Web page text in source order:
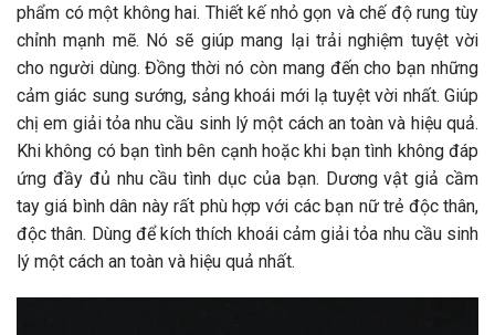
phẩm có một không hai. Thiết kế nhỏ gọn và chế độ rung tùy
chỉnh mạnh mẽ. Nó sẽ giúp mang lại trải nghiệm tuyệt vời
cho người dùng. Đồng thời nó còn mang đến cho bạn những
cảm giác sung sướng, sảng khoái mới lạ tuyệt vời nhất. Giúp
chị em giải tỏa nhu cầu sinh lý một cách an toàn và hiệu quả.
Khi không có bạn tình bên cạnh hoặc khi bạn tình không đáp
ứng đầy đủ nhu cầu tình dục của bạn. Dương vật giả cầm
tay giá bình dân này rất phù hợp với các bạn nữ trẻ độc thân,
độc thân. Dùng để kích thích khoái cảm giải tỏa nhu cầu sinh
lý một cách an toàn và hiệu quả nhất.